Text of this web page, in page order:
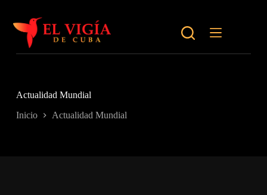
contenido
Actualidad Mundial
Inicio Actualidad Mundial